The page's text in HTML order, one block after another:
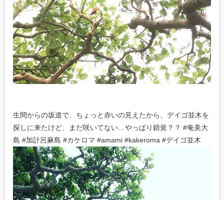
生間からの坂道で、ちょっと赤いの見えたから、デイゴ並木を
探しに来たけど、まだ咲いてない…やっぱり錯覚？？ #奄美大
島 #加計呂麻島 #カケロマ #amami #kakeroma #デイゴ並木